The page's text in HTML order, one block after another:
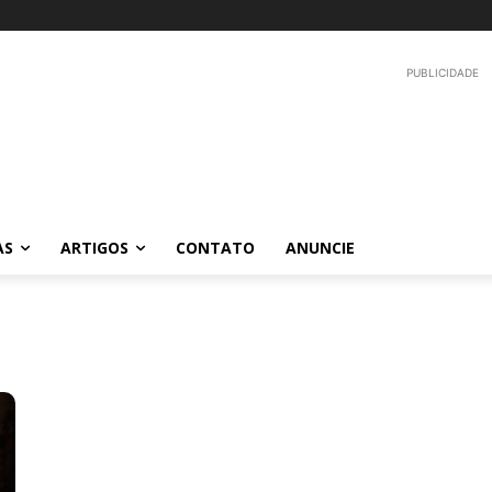
PUBLICIDADE
ARTIGOS CONTATO ANUNCIE